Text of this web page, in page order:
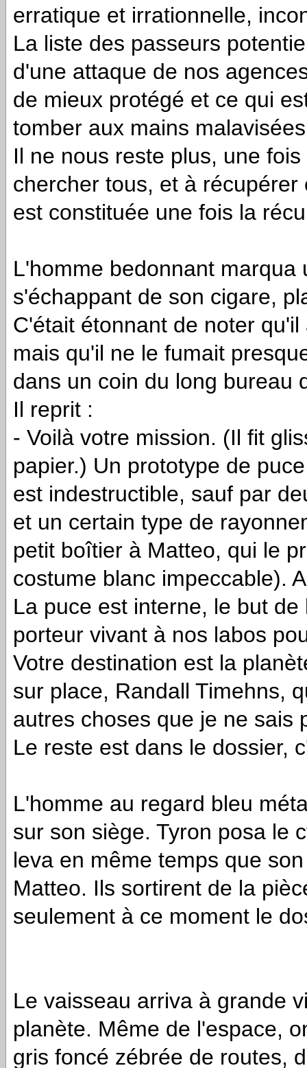
erratique et irrationnelle,
La liste des passeurs
d'une attaque de nos
de mieux protégé et ce qui
tomber aux mains
Il ne nous reste plus, une
chercher tous, et à
est constituée une fois la
L'homme bedonnant
s'échappant de son cigare,
C'était étonnant de noter
mais qu'il ne le fumait
dans un coin du long bureau
Il reprit :
- Voilà votre mission. (Il fit
papier.) Un prototype de
est indestructible, sauf par
et un certain type de
petit boîtier à Matteo, qui le
costume blanc impeccable).
La puce est interne, le but
porteur vivant à nos labos
Votre destination est la
sur place, Randall Timehns,
autres choses que je ne sais
Le reste est dans le dossier,
L'homme au regard bleu
sur son siège. Tyron posa le
leva en même temps que
Matteo. Ils sortirent de la
seulement à ce moment le
Le vaisseau arriva à grande
planète. Même de l'espace,
gris foncé zébrée de routes,